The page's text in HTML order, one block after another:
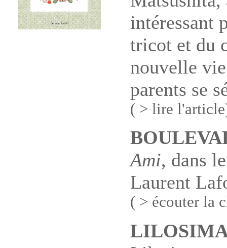
intéressant
tricot et du
nouvelle
parents se
( > lire
Ami, dans
Laurent
( > écouter la